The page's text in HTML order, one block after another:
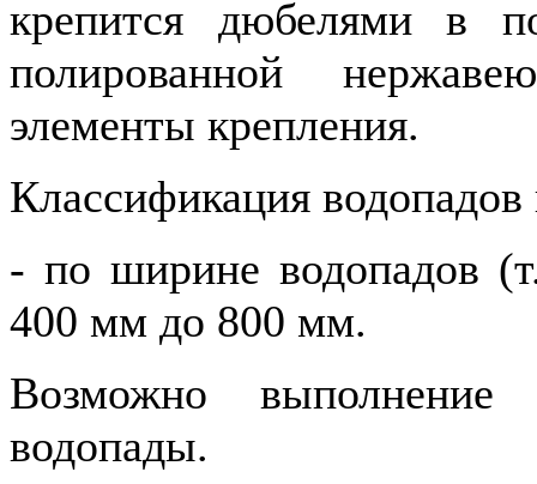
крепится дюбелями в
полированной
элементы крепления.
Классификация водопадов
- по ширине водопадов
400 мм до 800 мм.
Возможно выполнение
водопады.